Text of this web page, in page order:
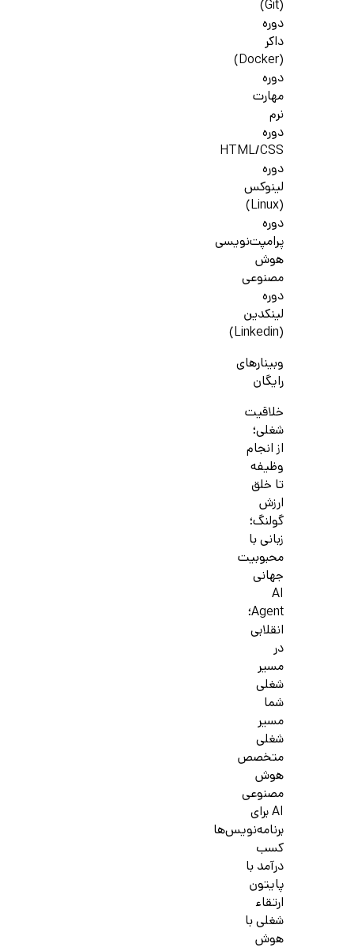
(Git)
دوره
داکر
(Docker)
دوره
مهارت
نرم
دوره
HTML/CSS
دوره
لینوکس
(Linux)
دوره
پرامپت‌نویسی
هوش
مصنوعی
دوره
لینکدین
(Linkedin)
وبینارهای
رایگان
خلاقیت
شغلی؛
از انجام
وظیفه
تا خلق
ارزش
گولنگ؛
زبانی با
محبوبیت
جهانی
AI
Agent؛
انقلابی
در
مسیر
شغلی
شما
مسیر
شغلی
متخصص
هوش
مصنوعی
AI برای
برنامه‌نویس‌ها
کسب
درآمد با
پایتون
ارتقاء
شغلی با
هوش